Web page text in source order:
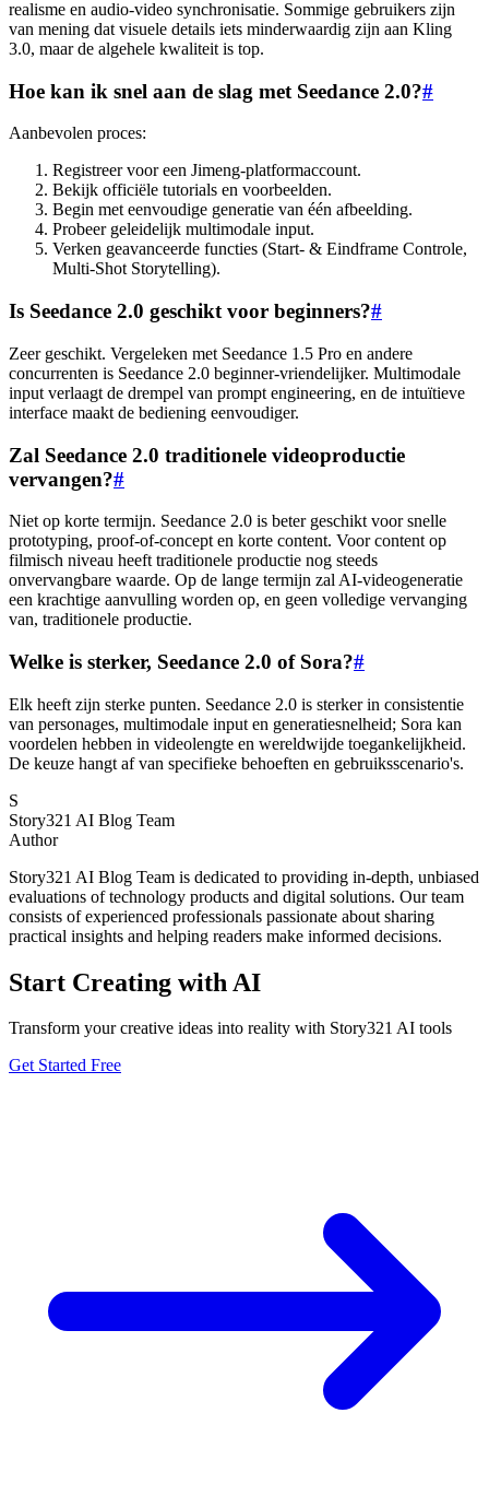
realisme en audio-video synchronisatie. Sommige gebruikers zijn
van mening dat visuele details iets minderwaardig zijn aan Kling
3.0, maar de algehele kwaliteit is top.
Hoe kan ik snel aan de slag met Seedance 2.0?#
Aanbevolen proces:
Registreer voor een Jimeng-platformaccount.
Bekijk officiële tutorials en voorbeelden.
Begin met eenvoudige generatie van één afbeelding.
Probeer geleidelijk multimodale input.
Verken geavanceerde functies (Start- & Eindframe Controle,
Multi-Shot Storytelling).
Is Seedance 2.0 geschikt voor beginners?#
Zeer geschikt. Vergeleken met Seedance 1.5 Pro en andere
concurrenten is Seedance 2.0 beginner-vriendelijker. Multimodale
input verlaagt de drempel van prompt engineering, en de intuïtieve
interface maakt de bediening eenvoudiger.
Zal Seedance 2.0 traditionele videoproductie
vervangen?#
Niet op korte termijn. Seedance 2.0 is beter geschikt voor snelle
prototyping, proof-of-concept en korte content. Voor content op
filmisch niveau heeft traditionele productie nog steeds
onvervangbare waarde. Op de lange termijn zal AI-videogeneratie
een krachtige aanvulling worden op, en geen volledige vervanging
van, traditionele productie.
Welke is sterker, Seedance 2.0 of Sora?#
Elk heeft zijn sterke punten. Seedance 2.0 is sterker in consistentie
van personages, multimodale input en generatiesnelheid; Sora kan
voordelen hebben in videolengte en wereldwijde toegankelijkheid.
De keuze hangt af van specifieke behoeften en gebruiksscenario's.
S
Story321 AI Blog Team
Author
Story321 AI Blog Team is dedicated to providing in-depth, unbiased
evaluations of technology products and digital solutions. Our team
consists of experienced professionals passionate about sharing
practical insights and helping readers make informed decisions.
Start Creating with AI
Transform your creative ideas into reality with Story321 AI tools
Get Started Free